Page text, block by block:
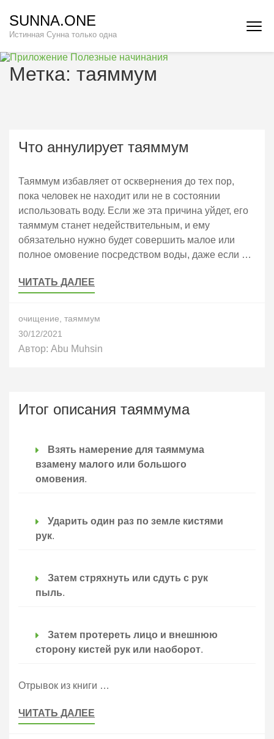
содержимому
(нажмите
Enter)
SUNNA.ONE
Истинная Сунна только одна
Метка: таяммум
Что аннулирует таяммум
Таяммум избавляет от осквернения до тех пор,
пока человек не находит или не в состоянии
использовать воду. Если же эта причина уйдет, его
таяммум станет недействительным, и ему
обязательно нужно будет совершить малое или
полное омовение посредством воды, даже если …
ЧИТАТЬ ДАЛЕЕ
очищение таяммум
30/12/2021
Автор: Abu Muhsin
Итог описания таяммума
Взять намерение для таяммума
взамену малого или большого
омовения.
Ударить один раз по земле кистями
рук.
Затем стряхнуть или сдуть с рук
пыль.
Затем протереть лицо и внешнюю
сторону кистей рук или наоборот.
Отрывок из книги …
ЧИТАТЬ ДАЛЕЕ